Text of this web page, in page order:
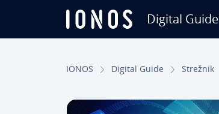
Digital Guide
IONOS Digital Guide Strežnik